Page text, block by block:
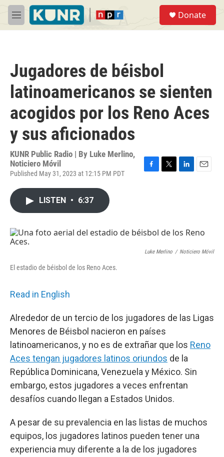
Skip to main content
M
e
Donate
Jugadores de béisbol
latinoamericanos se sienten
acogidos por los Reno Aces
y sus aficionados
KUNR Public Radio | By Luke Merlino,
Noticiero Móvil
Published May 31, 2023 at 12:15 PM PDT
F
o
k
T
r
L
I
n
E
LISTEN • 6:37
Luke Merlino / Noticiero Móvil
El estadio de béisbol de los Reno Aces.
Read in English
Alrededor de un tercio de los jugadores de las Ligas
Menores de Béisbol nacieron en países
latinoamericanos, y no es de extrañar que los Reno
Aces tengan jugadores latinos oriundos de la
República Dominicana, Venezuela y México. Sin
embargo, estos jugadores a veces enfrentan
desafíos cuando llegan a Estados Unidos.
A pesar de su prevalencia en las listas de muchos
equipos, los jugadores latinos pueden tener una
experiencia muy diferente a la de los jugadores